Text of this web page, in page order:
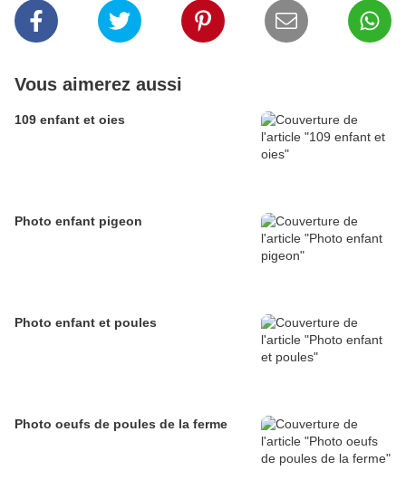
Vous aimerez aussi
109 enfant et oies
Photo enfant pigeon
Photo enfant et poules
Photo oeufs de poules de la ferme